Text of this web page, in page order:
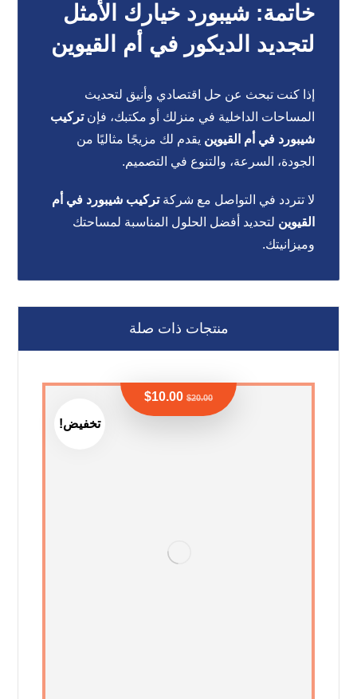
خاتمة: شيبورد خيارك الأمثل
لتجديد الديكور في أم القيوين
إذا كنت تبحث عن حل اقتصادي وأنيق لتحديث
المساحات الداخلية في منزلك أو مكتبك، فإنتركيب
شيبورد في أم القيوين يقدم لك مزيجًا مثاليًا من
الجودة، السرعة، والتنوع في التصميم.
لا تتردد في التواصل مع شركةتركيب شيبورد في أم
القيوين لتحديد أفضل الحلول المناسبة لمساحتك
وميزانيتك.
منتجات ذات صلة
تخفيض!
$20.00
$10.00